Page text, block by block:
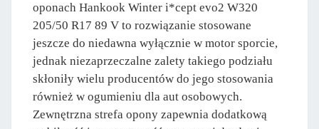
oponach Hankook Winter i*cept evo2 W320
205/50 R17 89 V to rozwiązanie stosowane
jeszcze do niedawna wyłącznie w motor sporcie,
jednak niezaprzeczalne zalety takiego podziału
skłoniły wielu producentów do jego stosowania
również w ogumieniu dla aut osobowych.
Zewnętrzna strefa opony zapewnia dodatkową